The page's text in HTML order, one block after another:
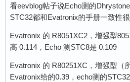
看eevblog帖子说Echo测的
STC32都和Evatronix的手册一致性很
Evatronix 的 R8051XC2，增强型
高 0.114，Echo 测STC8是 0.109
Evatronix 的 R80251XC，增强型（
Evatronix给的0.39，echo测的